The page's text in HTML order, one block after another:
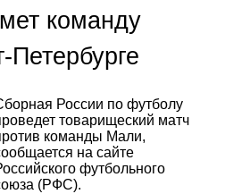
команду
России по футболу
товарищеский матч
команды Мали,
на сайте
футбольного
(РФС).